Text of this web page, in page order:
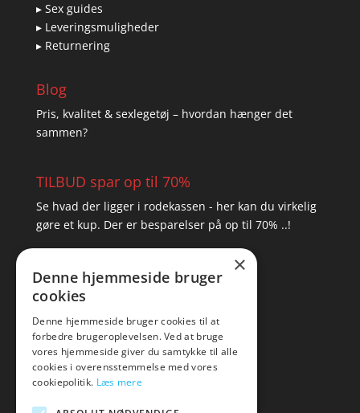
▸ Sex guides
▸ Leveringsmuligheder
▸ Returnering
Blog
Pris, kvalitet & sexlegetøj – hvordan hænger det
sammen?
TILBUD spar op til 70%
Se hvad der ligger i rodekassen - her kan du virkelig
gøre et kup. Der er besparelser på op til 70% ..!
Tlf: 7876 8672
Mail: hej@amare.dk
×
Denne hjemmeside bruger
cookies
Denne hjemmeside bruger cookies til at
forbedre brugeroplevelsen. Ved at bruge
vores hjemmeside giver du samtykke til alle
cookies i overensstemmelse med vores
cookiepolitik. Læs mere